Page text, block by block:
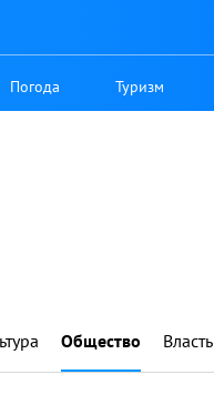
Погода Туризм
Общество Власть